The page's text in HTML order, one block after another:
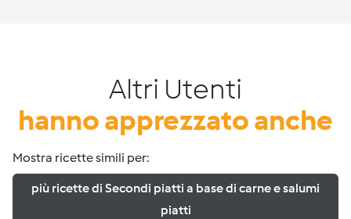
Altri Utenti
hanno apprezzato anche
Mostra ricette simili per:
più ricette di Secondi piatti a base di carne e salumi
piatti